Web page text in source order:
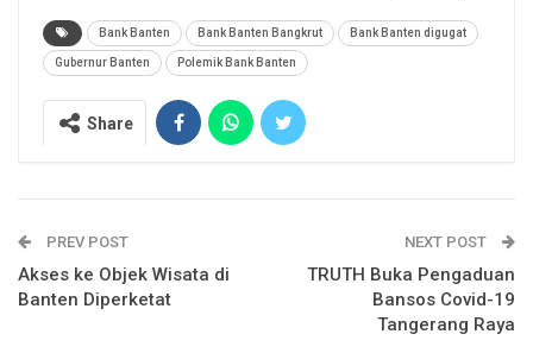
Bank Banten Bank Banten Bangkrut Bank Banten digugat
Gubernur Banten Polemik Bank Banten
Share
PREV POST
Akses ke Objek Wisata di
Banten Diperketat
NEXT POST
TRUTH Buka Pengaduan
Bansos Covid-19
Tangerang Raya